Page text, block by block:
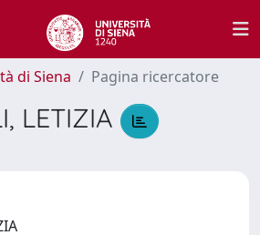
di Siena Pagina ricercatore
LETIZIA